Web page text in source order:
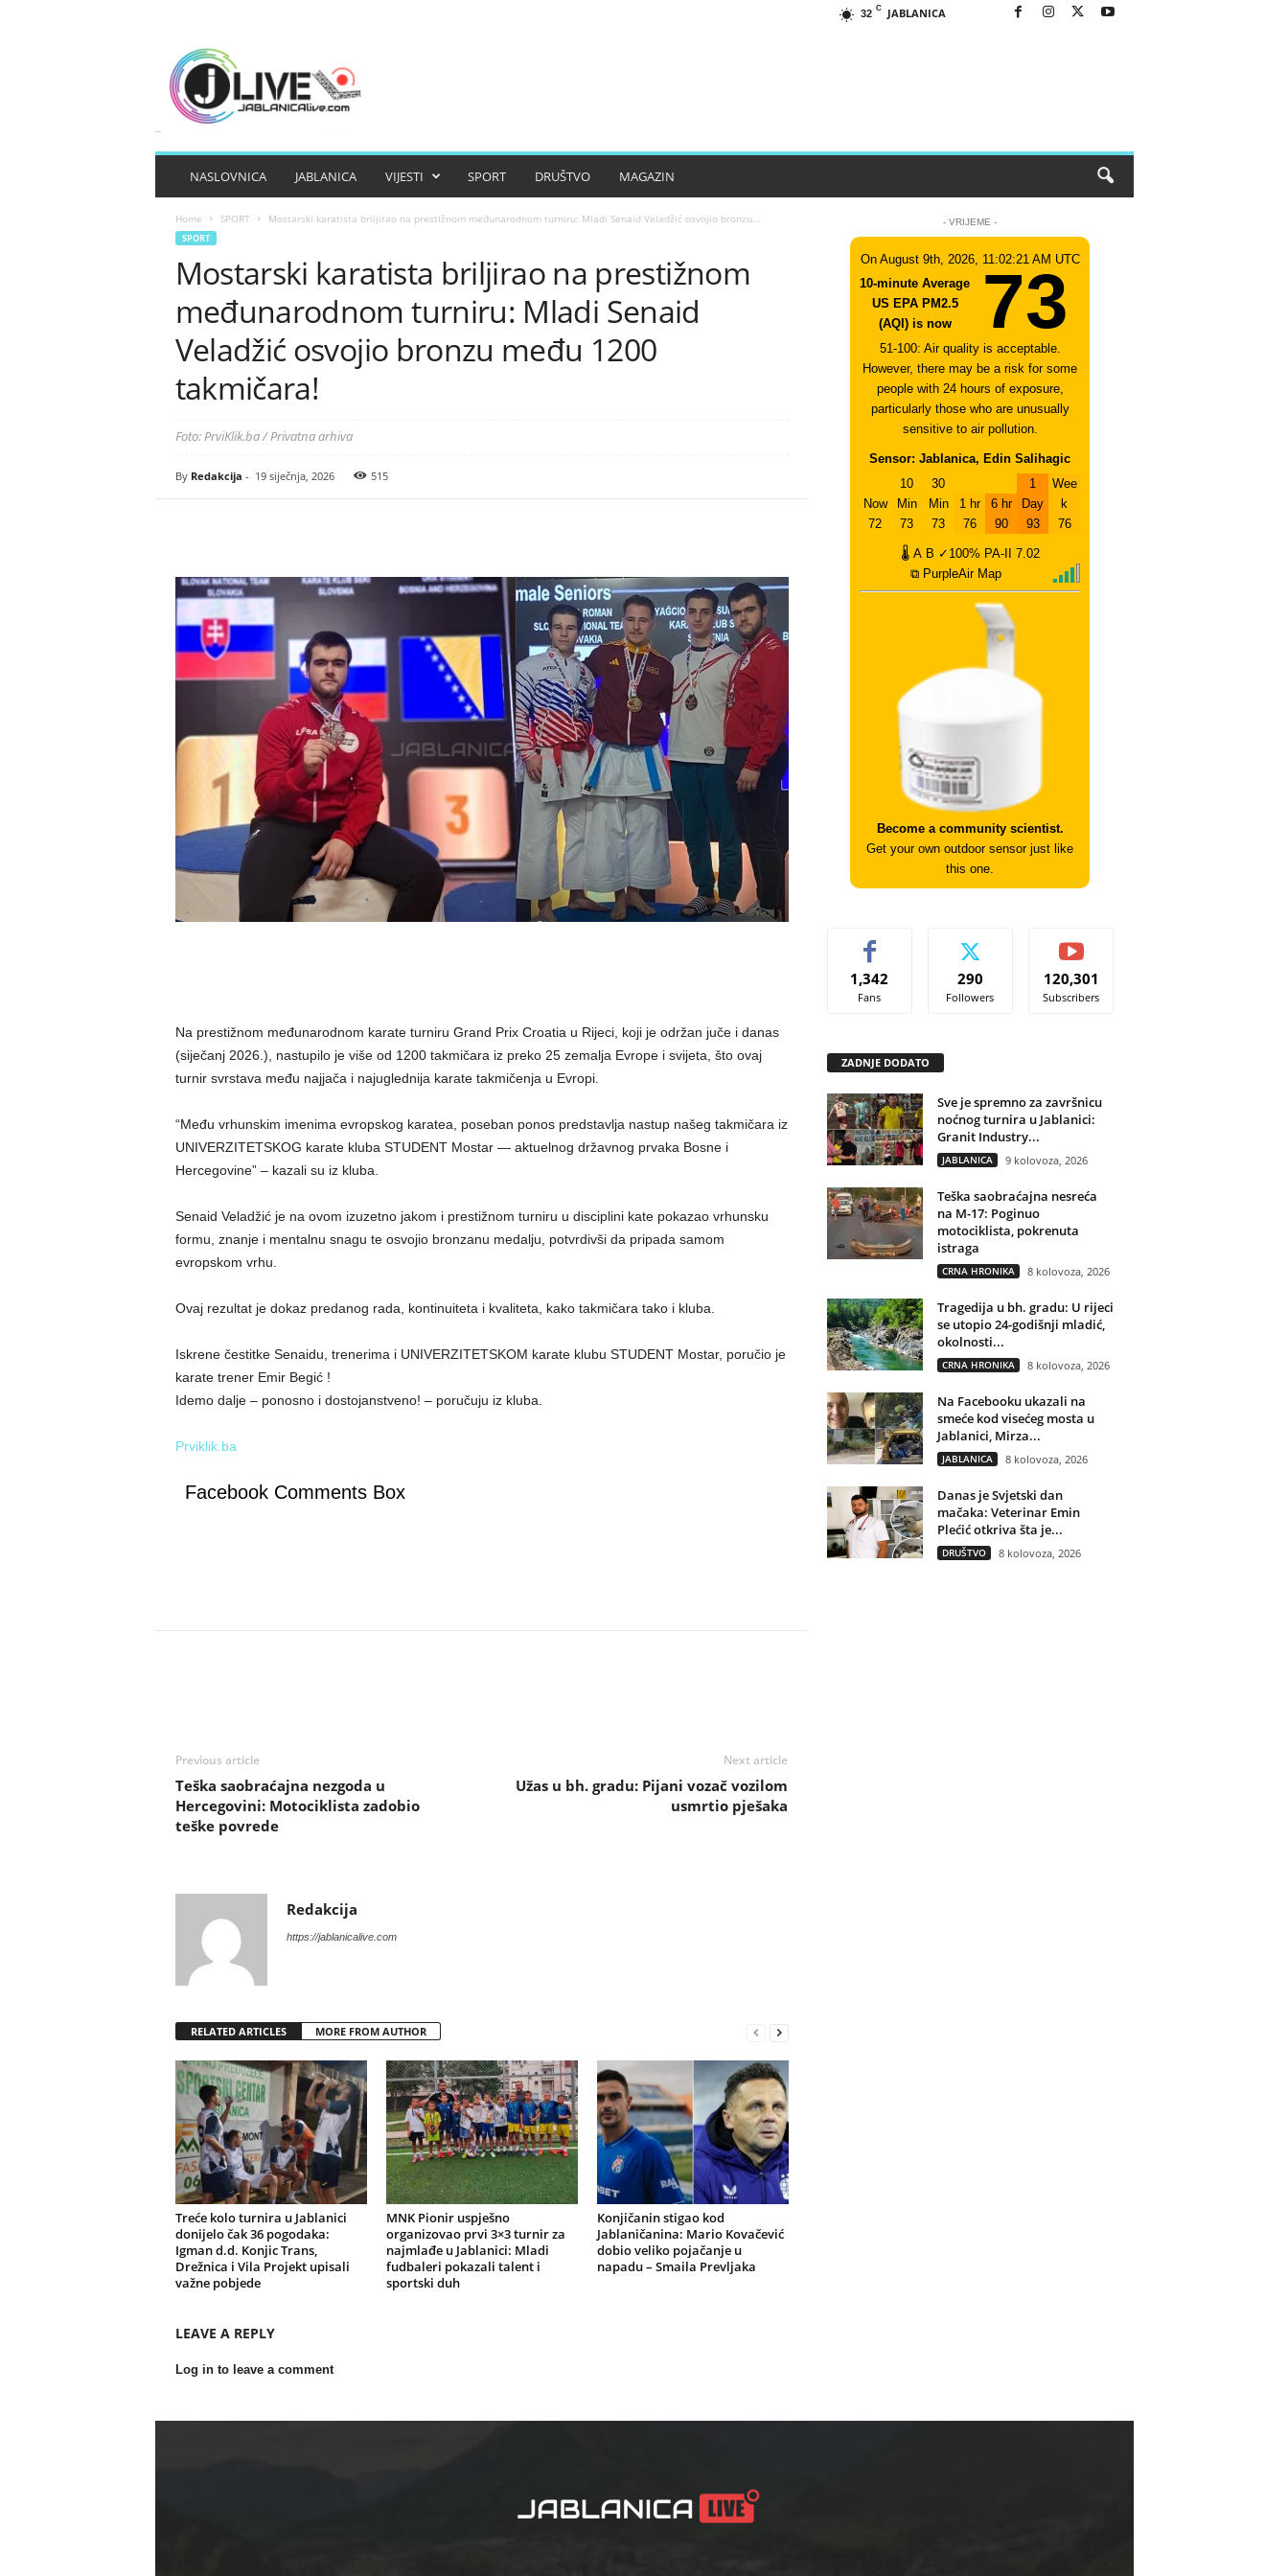
32 C JABLANICA
NASLOVNICA JABLANICA VIJESTI SPORT DRUŠTVO MAGAZIN
Home SPORT Mostarski karatista briljirao na prestižnom međunarodnom turniru: Mladi Senaid Veladžić osvojio bronzu...
SPORT
Mostarski karatista briljirao na prestižnom
međunarodnom turniru: Mladi Senaid
Veladžić osvojio bronzu među 1200
takmičara!
Foto: PrviKlik.ba / Privatna arhiva
By Redakcija - 19 siječnja, 2026 515
Na prestižnom međunarodnom karate turniru Grand Prix Croatia u Rijeci, koji je održan juče i danas
(siječanj 2026.), nastupilo je više od 1200 takmičara iz preko 25 zemalja Evrope i svijeta, što ovaj
turnir svrstava među najjača i najuglednija karate takmičenja u Evropi.
“Među vrhunskim imenima evropskog karatea, poseban ponos predstavlja nastup našeg takmičara iz
UNIVERZITETSKOG karate kluba STUDENT Mostar — aktuelnog državnog prvaka Bosne i
Hercegovine” – kazali su iz kluba.
Senaid Veladžić je na ovom izuzetno jakom i prestižnom turniru u disciplini kate pokazao vrhunsku
formu, znanje i mentalnu snagu te osvojio bronzanu medalju, potvrdivši da pripada samom
evropskom vrhu.
Ovaj rezultat je dokaz predanog rada, kontinuiteta i kvaliteta, kako takmičara tako i kluba.
Iskrene čestitke Senaidu, trenerima i UNIVERZITETSKOM karate klubu STUDENT Mostar, poručio je
karate trener Emir Begić !
Idemo dalje – ponosno i dostojanstveno! – poručuju iz kluba.
Prviklik.ba
Facebook Comments Box
Previous article
Teška saobraćajna nezgoda u
Hercegovini: Motociklista zadobio
teške povrede
Next article
Užas u bh. gradu: Pijani vozač vozilom
usmrtio pješaka
Redakcija
https://jablanicalive.com
RELATED ARTICLES MORE FROM AUTHOR
Treće kolo turnira u Jablanici
donijelo čak 36 pogodaka:
Igman d.d. Konjic Trans,
Drežnica i Vila Projekt upisali
važne pobjede
MNK Pionir uspješno
organizovao prvi 3×3 turnir za
najmlađe u Jablanici: Mladi
fudbaleri pokazali talent i
sportski duh
Konjičanin stigao kod
Jablaničanina: Mario Kovačević
dobio veliko pojačanje u
napadu – Smaila Prevljaka
LEAVE A REPLY
Log in to leave a comment
- VRIJEME -
On August 9th, 2026, 11:02:21 AM UTC
10-minute Average
US EPA PM2.5
(AQI) is now
73
51-100: Air quality is acceptable.
However, there may be a risk for some
people with 24 hours of exposure,
particularly those who are unusually
sensitive to air pollution.
Sensor: Jablanica, Edin Salihagic
Now
72
10
Min
73
30
Min
73
1 hr
76
6 hr
90
1
Day
93
Wee
k
76
🌡 A B ✓100% PA-II
7.02
⧉ PurpleAir Map
Become a community scientist.
Get your own outdoor sensor just like
this one.
1,342
Fans
290
Followers
120,301
Subscribers
ZADNJE DODATO
Sve je spremno za završnicu
noćnog turnira u Jablanici:
Granit Industry...
JABLANICA 9 kolovoza, 2026
Teška saobraćajna nesreća
na M-17: Poginuo
motociklista, pokrenuta
istraga
CRNA HRONIKA 8 kolovoza, 2026
Tragedija u bh. gradu: U rijeci
se utopio 24-godišnji mladić,
okolnosti...
CRNA HRONIKA 8 kolovoza, 2026
Na Facebooku ukazali na
smeće kod visećeg mosta u
Jablanici, Mirza...
JABLANICA 8 kolovoza, 2026
Danas je Svjetski dan
mačaka: Veterinar Emin
Plećić otkriva šta je...
DRUŠTVO 8 kolovoza, 2026